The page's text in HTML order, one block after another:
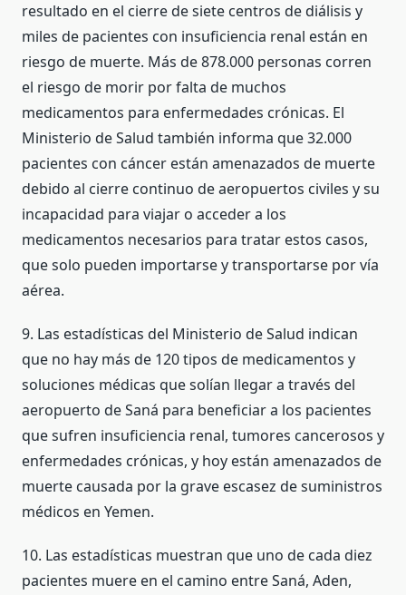
resultado en el cierre de siete centros de diálisis y
miles de pacientes con insuficiencia renal están en
riesgo de muerte. Más de 878.000 personas corren
el riesgo de morir por falta de muchos
medicamentos para enfermedades crónicas. El
Ministerio de Salud también informa que 32.000
pacientes con cáncer están amenazados de muerte
debido al cierre continuo de aeropuertos civiles y su
incapacidad para viajar o acceder a los
medicamentos necesarios para tratar estos casos,
que solo pueden importarse y transportarse por vía
aérea.
9. Las estadísticas del Ministerio de Salud indican
que no hay más de 120 tipos de medicamentos y
soluciones médicas que solían llegar a través del
aeropuerto de Saná para beneficiar a los pacientes
que sufren insuficiencia renal, tumores cancerosos y
enfermedades crónicas, y hoy están amenazados de
muerte causada por la grave escasez de suministros
médicos en Yemen.
10. Las estadísticas muestran que uno de cada diez
pacientes muere en el camino entre Saná, Aden,